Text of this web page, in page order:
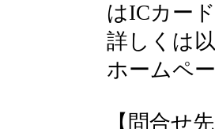
はICカー
詳しくは
ホームペ
【問合せ先